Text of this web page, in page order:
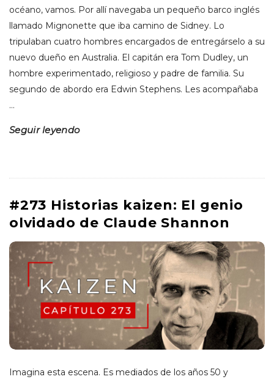
océano, vamos. Por allí navegaba un pequeño barco inglés
llamado Mignonette que iba camino de Sidney. Lo
tripulaban cuatro hombres encargados de entregárselo a su
nuevo dueño en Australia. El capitán era Tom Dudley, un
hombre experimentado, religioso y padre de familia. Su
segundo de abordo era Edwin Stephens. Les acompañaba
…
Seguir leyendo
#273 Historias kaizen: El genio
olvidado de Claude Shannon
Imagina esta escena. Es mediados de los años 50 y